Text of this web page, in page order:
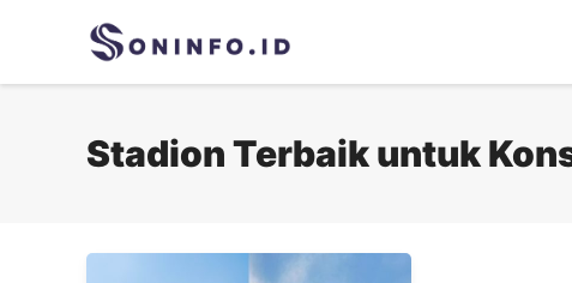
Stadion Terbaik untuk